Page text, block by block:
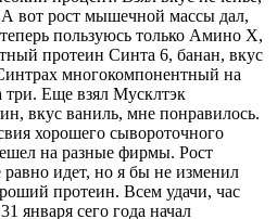
вот рост мышечной массы дал,
пользуюсь только Амино Х,
протеин Синта 6, банан, вкус
многокомпонентный на
три. Еще взял Мусклтэк
вкус ваниль, мне понравилось.
хорошего сывороточного
на разные фирмы. Рост
идет, но я бы не изменил
протеин. Всем удачи, час
января сего года начал